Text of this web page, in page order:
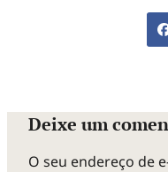
Deixe um
O seu endereço de